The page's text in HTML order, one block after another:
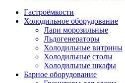
Гастроёмкости
Холодильное оборудование
Лари морозильные
Льдогенераторы
Холодильные витрины
Холодильные столы
Холодильные шкафы
Барное оборудование